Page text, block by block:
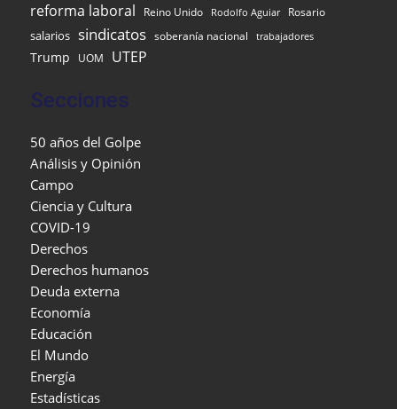
reforma laboral Reino Unido Rodolfo Aguiar Rosario
salarios sindicatos soberanía nacional trabajadores
Trump UOM UTEP
Secciones
50 años del Golpe
Análisis y Opinión
Campo
Ciencia y Cultura
COVID-19
Derechos
Derechos humanos
Deuda externa
Economía
Educación
El Mundo
Energía
Estadísticas